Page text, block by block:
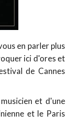
en parler plus
ici d'ores et
de Cannes
et d'une
et le Paris